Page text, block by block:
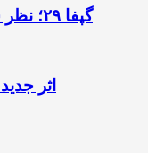
گپفا ۲۹؛ نظر شما در مورد نینتندو سوییچ ۲